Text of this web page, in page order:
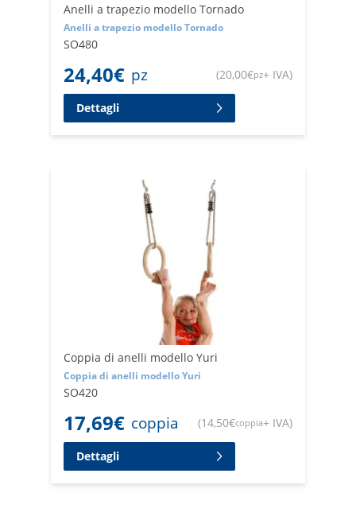
Anelli a trapezio modello Tornado
Anelli a trapezio modello Tornado
SO480
24,40€ pz (20,00€pz+ IVA)
Dettagli
Coppia di anelli modello Yuri
Coppia di anelli modello Yuri
SO420
17,69€ coppia (14,50€coppia+ IVA)
Dettagli